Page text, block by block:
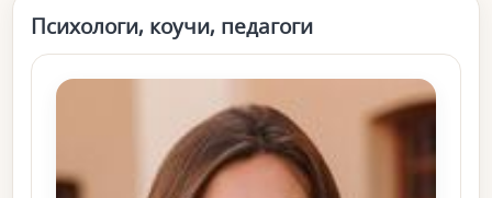
Психологи, коучи, педагоги